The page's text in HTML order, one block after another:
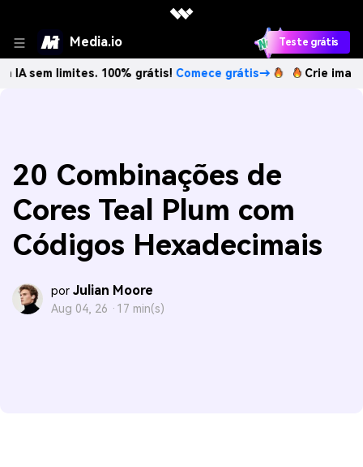
Media.io Teste grátis
100% grátis!Comece grátis→ Crie imagens com
20 Combinações de
Cores Teal Plum com
Códigos Hexadecimais
por Julian Moore
Aug 04, 26 · 17 min(s)